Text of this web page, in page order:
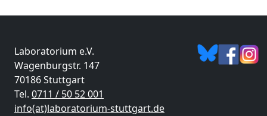
Laboratorium e.V.
Wagenburgstr. 147
70186 Stuttgart
Tel. 0711 / 50 52 001
info(at)laboratorium-stuttgart.de